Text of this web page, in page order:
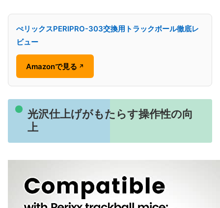
ぺリックスPERIPRO-303交換用トラックボール徹底レ
ビュー
Amazonで見る ↗
光沢仕上げがもたらす操作性の向
上